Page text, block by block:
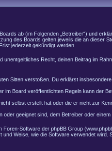
ab (im Folgenden „Betreiber“) und
des Boards gelten jeweils die an dieser
jederzeit gekündigt werden.
Recht, deinen Beitrag im
Sitten verstoßen. Du erklärst
Board veröffentlichten Regeln kann der
selbst erstellt hat oder die er nicht zur
geeignet sind, dem Betreiber oder einem
Software der phpBB Group
Weise, wie die Software verwendet